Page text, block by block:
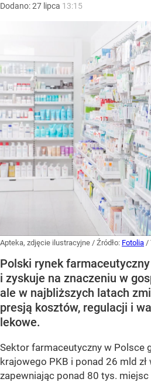
Dodano:27 lipca 13:15
Apteka, zdjęcie ilustracyjne / Źródło: Fotolia /
Polski rynek
i zyskuje na znaczeniu w
ale w najbliższych latach
presją kosztów, regulacji i
lekowe.
Sektor farmaceutyczny w Polsce
krajowego PKB i ponad 26 mld
zapewniając ponad 80 tys. miejsc